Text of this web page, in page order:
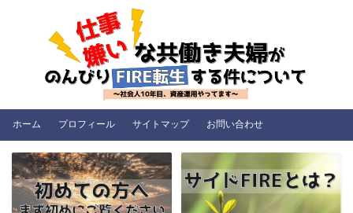
ホーム プロフィール サイトマップ お問い合わせ